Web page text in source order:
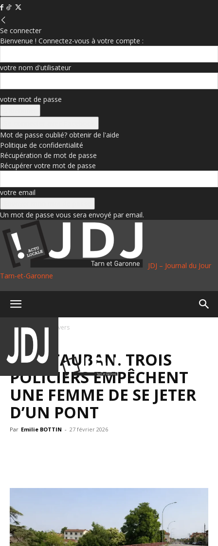
Se connecter
Bienvenue ! Connectez-vous à votre compte :
votre nom d'utilisateur
votre mot de passe
Mot de passe oublié? obtenir de l'aide
Politique de confidentialité
Récupération de mot de passe
Récupérer votre mot de passe
votre email
Un mot de passe vous sera envoyé par email.
JDJ – Journal du Jour
Tarn-et-Garonne
Accueil Faits divers
FAITS DIVERS
MONTAUBAN. TROIS
POLICIERS EMPÊCHENT
UNE FEMME DE SE JETER
D’UN PONT
Par Emilie BOTTIN - 27 février 2026